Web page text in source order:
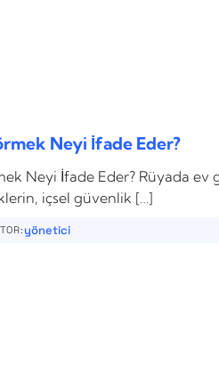
Neyi İfade Eder?
Neyi İfade Eder? Rüyada
içsel güvenlik […]
yönetici